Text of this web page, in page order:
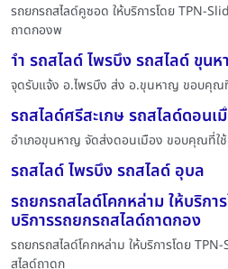
รถยกรถสไลด์คูซอด ให้บริการโดย TPN-
ถาดกองพ
ำำ รถสไลด์ ไพรบึง รถสไลด์ ขุน
จุดรับแจ้ง อ.ไพรบึง ส่ง อ.ขุนหาญ ขอบคุณ
รถสไลด์ศรีสะเกษ รถสไลด์ดอนเ
อำเภอขุนหาญ จัดส่งดอนเมือง ขอบคุณที่ใช้
รถสไลด์ ไพรบึง รถสไลด์ อุบล
รถยกรถสไลด์โคกหล่าม ให้บริก
บริการรถยกรถสไลด์ถาดกอง
รถยกรถสไลด์โคกหล่าม ให้บริการโดย
สไลด์ถาดก